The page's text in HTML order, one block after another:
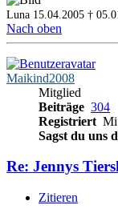
Luna 15.04.2005 †
Nach oben
Maikind2008
Mitglied
Beiträge 304
Registriert Mi
Sagst du uns
Re: Jennys
Zitieren